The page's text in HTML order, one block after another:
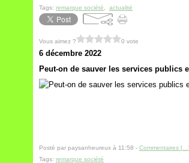
Tags: remarque société actualité
Vous aimez ? 0 vote
6 décembre 2022
Peut-on de sauver les services publics
Posté par paysanheureux à 11:58 - Commentaires [ ]
Tags: remarque société